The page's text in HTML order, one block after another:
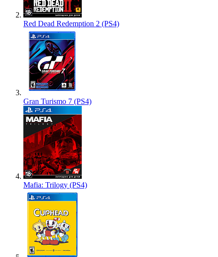
Red Dead Redemption 2 (PS4)
Gran Turismo 7 (PS4)
Mafia: Trilogy (PS4)